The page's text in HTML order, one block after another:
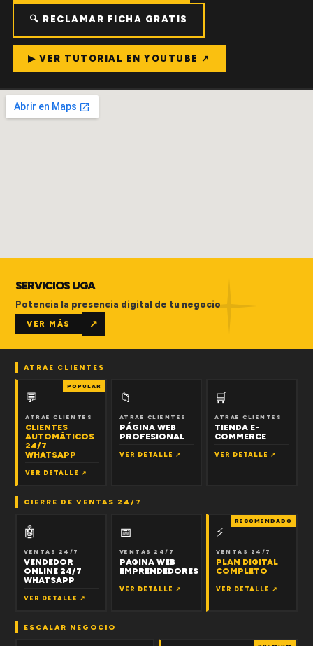
🔍 RECLAMAR FICHA GRATIS
▶ VER TUTORIAL EN YOUTUBE ↗
SERVICIOS UGA
Potencia la presencia digital de tu negocio
VER MÁS ↗
ATRAE CLIENTES
POPULAR
💬
ATRAE CLIENTES
CLIENTES
AUTOMÁTICOS
24/7
WHATSAPP
VER DETALLE ↗
📁
ATRAE CLIENTES
PÁGINA WEB
PROFESIONAL
VER DETALLE ↗
🛒
ATRAE CLIENTES
TIENDA E-
COMMERCE
VER DETALLE ↗
CIERRE DE VENTAS 24/7
🤖
VENTAS 24/7
VENDEDOR
ONLINE 24/7
WHATSAPP
VER DETALLE ↗
📅
VENTAS 24/7
PAGINA WEB
EMPRENDEDORES
VER DETALLE ↗
RECOMENDADO
⚡
VENTAS 24/7
PLAN DIGITAL
COMPLETO
VER DETALLE ↗
ESCALAR NEGOCIO